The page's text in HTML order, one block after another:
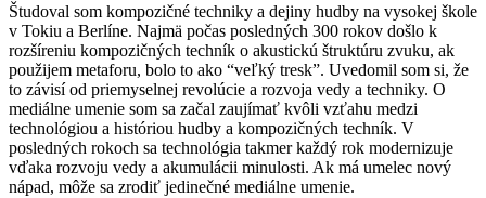
Študoval som kompozičné techniky a dejiny hudby na vysokej škole
v Tokiu a Berlíne. Najmä počas posledných 300 rokov došlo k
rozšíreniu kompozičných techník o akustickú štruktúru zvuku, ak
použijem metaforu, bolo to ako “veľký tresk”. Uvedomil som si, že
to závisí od priemyselnej revolúcie a rozvoja vedy a techniky. O
mediálne umenie som sa začal zaujímať kvôli vzťahu medzi
technológiou a históriou hudby a kompozičných techník. V
posledných rokoch sa technológia takmer každý rok modernizuje
vďaka rozvoju vedy a akumulácii minulosti. Ak má umelec nový
nápad, môže sa zrodiť jedinečné mediálne umenie.